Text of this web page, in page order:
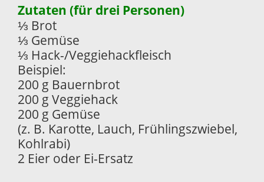
Zutaten (für drei Personen)
⅓ Brot
⅓ Gemüse
⅓ Hack-/Veggiehackfleisch
Beispiel:
200 g Bauernbrot
200 g Veggiehack
200 g Gemüse
(z. B. Karotte, Lauch, Frühlingszwiebel,
Kohlrabi)
2 Eier oder Ei-Ersatz